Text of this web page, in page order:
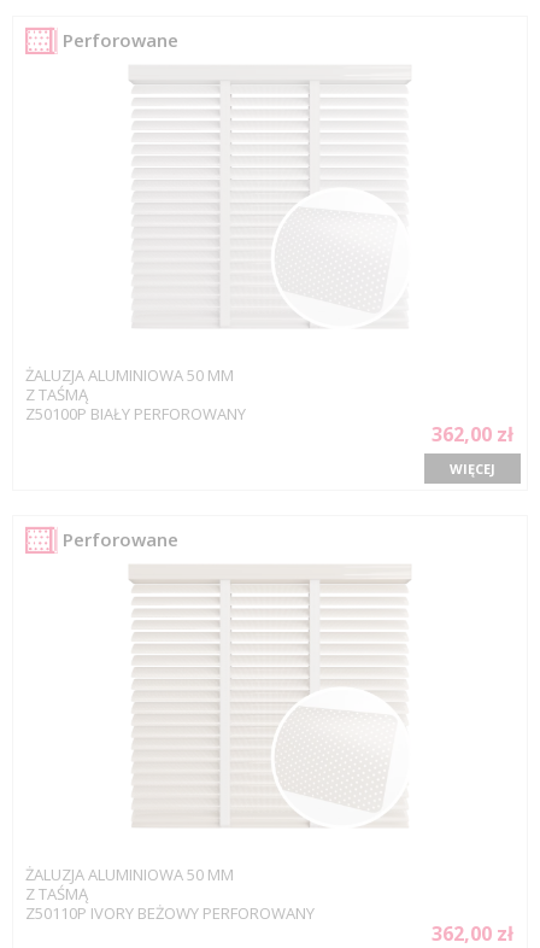
Perforowane
ŻALUZJA ALUMINIOWA 50 MM
Z TAŚMĄ
Z50100P BIAŁY PERFOROWANY
362,00 zł
WIĘCEJ
Perforowane
ŻALUZJA ALUMINIOWA 50 MM
Z TAŚMĄ
Z50110P IVORY BEŻOWY PERFOROWANY
362,00 zł